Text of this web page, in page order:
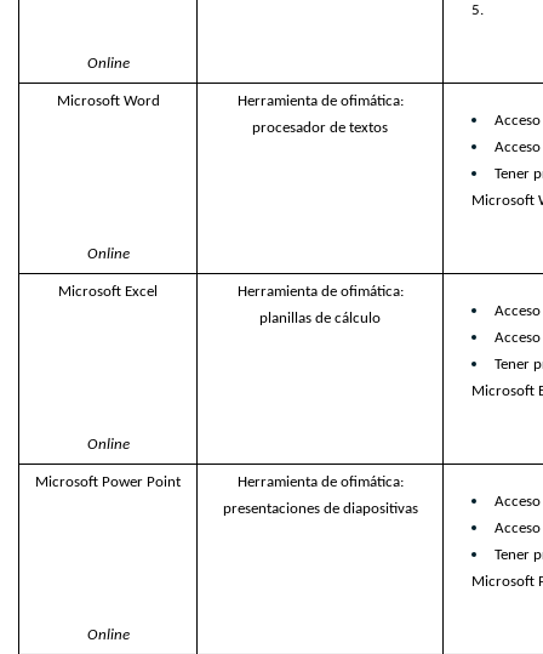
5.
Online
Microsoft Word
Herramienta de ofimática:
procesador de textos
Tener
Microsoft
Online
Microsoft Excel
Herramienta de ofimática:
planillas de cálculo
Tener
Microsoft
Online
Microsoft Power Point
Herramienta de ofimática:
presentaciones de diapositivas
Tener
Microsoft
Online